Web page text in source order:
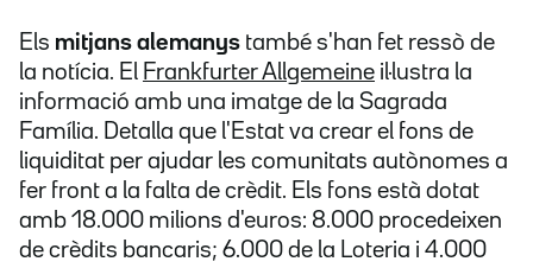
Els mitjans alemanys també s'han fet ressò de
la notícia. El Frankfurter Allgemeine il·lustra la
informació amb una imatge de la Sagrada
Família. Detalla que l'Estat va crear el fons de
liquiditat per ajudar les comunitats autònomes a
fer front a la falta de crèdit. Els fons està dotat
amb 18.000 milions d'euros: 8.000 procedeixen
de crèdits bancaris; 6.000 de la Loteria i 4.000